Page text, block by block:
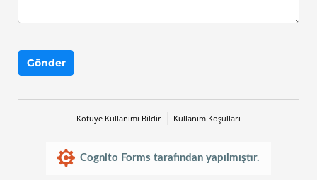
Gönder
Kötüye Kullanımı Bildir Kullanım Koşulları
Cognito Forms tarafından yapılmıştır.